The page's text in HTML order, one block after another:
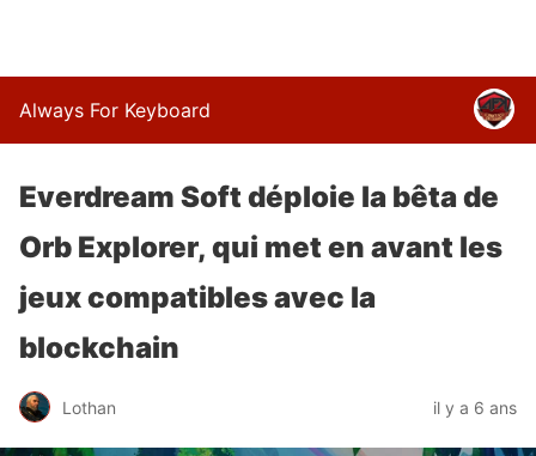
Always For Keyboard
Everdream Soft déploie la bêta de
Orb Explorer, qui met en avant les
jeux compatibles avec la
blockchain
Lothan il y a 6 ans